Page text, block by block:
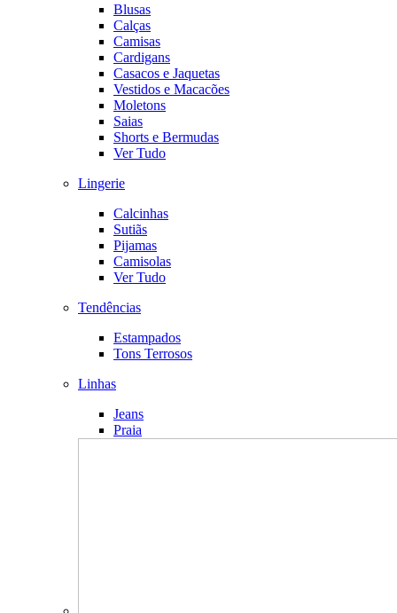
Blusas
Calças
Camisas
Cardigans
Casacos e Jaquetas
Vestidos e Macacões
Moletons
Saias
Shorts e Bermudas
Ver Tudo
Lingerie
Calcinhas
Sutiãs
Pijamas
Camisolas
Ver Tudo
Tendências
Estampados
Tons Terrosos
Linhas
Jeans
Praia